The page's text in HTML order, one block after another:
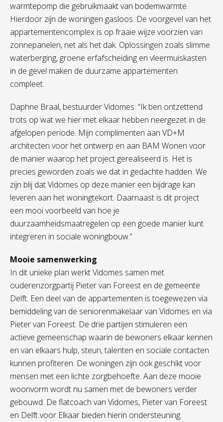
warmtepomp die gebruikmaakt van bodemwarmte.
Hierdoor zijn de woningen gasloos. De voorgevel van het
appartementencomplex is op fraaie wijze voorzien van
zonnepanelen, net als het dak. Oplossingen zoals slimme
waterberging, groene erfafscheiding en vleermuiskasten
in de gevel maken de duurzame appartementen
compleet.
Daphne Braal, bestuurder Vidomes: “Ik ben ontzettend
trots op wat we hier met elkaar hebben neergezet in de
afgelopen periode. Mijn complimenten aan VD+M
architecten voor het ontwerp en aan BAM Wonen voor
de manier waarop het project gerealiseerd is. Het is
precies geworden zoals we dat in gedachte hadden. We
zijn blij dat Vidomes op deze manier een bijdrage kan
leveren aan het woningtekort. Daarnaast is dit project
een mooi voorbeeld van hoe je
duurzaamheidsmaatregelen op een goede manier kunt
integreren in sociale woningbouw.”
Mooie samenwerking
In dit unieke plan werkt Vidomes samen met
ouderenzorgpartij Pieter van Foreest en de gemeente
Delft. Een deel van de appartementen is toegewezen via
bemiddeling van de seniorenmakelaar van Vidomes en via
Pieter van Foreest. De drie partijen stimuleren een
actieve gemeenschap waarin de bewoners elkaar kennen
en van elkaars hulp, steun, talenten en sociale contacten
kunnen profiteren. De woningen zijn ook geschikt voor
mensen met een lichte zorgbehoefte. Aan deze mooie
woonvorm wordt nu samen met de bewoners verder
gebouwd. De flatcoach van Vidomes, Pieter van Foreest
en Delft voor Elkaar bieden hierin ondersteuning.